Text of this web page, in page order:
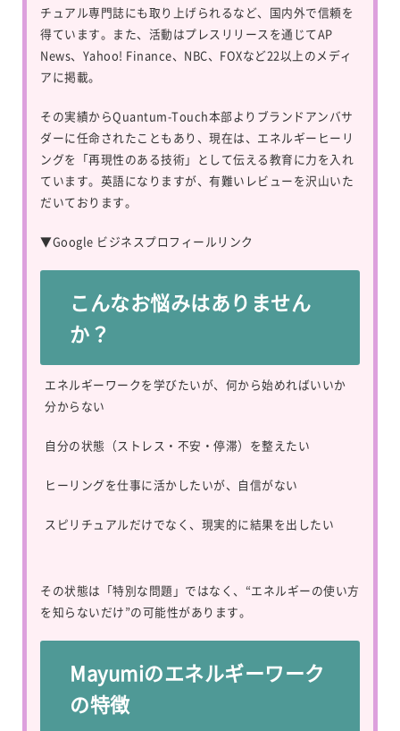
チュアル専門誌にも取り上げられるなど、国内外で信頼を
得ています。また、活動はプレスリリースを通じてAP
News、Yahoo! Finance、NBC、FOXなど22以上のメディ
アに掲載。
その実績からQuantum-Touch本部よりブランドアンバサ
ダーに任命されたこともあり、現在は、エネルギーヒーリ
ングを「再現性のある技術」として伝える教育に力を入れ
ています。英語になりますが、有難いレビューを沢山いた
だいております。
▼Google ビジネスプロフィールリンク
こんなお悩みはありません
か？
エネルギーワークを学びたいが、何から始めればいいか
分からない
自分の状態（ストレス・不安・停滞）を整えたい
ヒーリングを仕事に活かしたいが、自信がない
スピリチュアルだけでなく、現実的に結果を出したい
その状態は「特別な問題」ではなく、“エネルギーの使い方
を知らないだけ”の可能性があります。
Mayumiのエネルギーワーク
の特徴